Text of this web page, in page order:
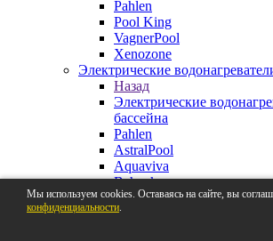
Pahlen
Pool King
VagnerPool
Xenozone
Электрические
Назад
Электрические
бассейна
Pahlen
AstralPool
Aquaviva
Behncke
BestWay
Elecro
Мы используем cookies. Оставаясь на сайте, вы
конфиденциальности.